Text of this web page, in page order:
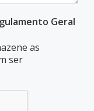
Geral
as
ser